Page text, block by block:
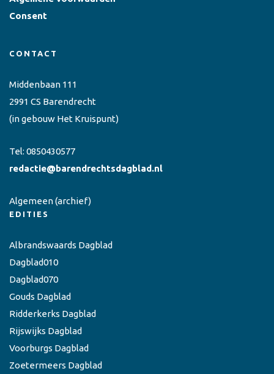
Consent
CONTACT
Middenbaan 111
2991 CS Barendrecht
(in gebouw Het Kruispunt)
Tel: 0850430577
redactie@barendrechtsdagblad.nl
Algemeen(archief)
EDITIES
Albrandswaards Dagblad
Dagblad010
Dagblad070
Gouds Dagblad
Ridderkerks Dagblad
Rijswijks Dagblad
Voorburgs Dagblad
Zoetermeers Dagblad